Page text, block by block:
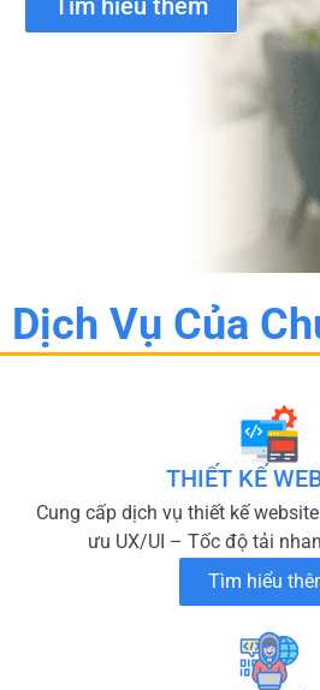
Tìm hiểu thêm
Dịch Vụ Của
THIẾT KẾ
Cung cấp dịch vụ thiết kế
ưu UX/UI – Tốc độ tải
Tìm hiểu